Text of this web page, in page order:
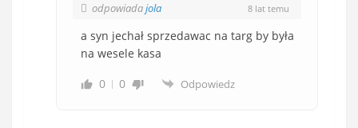
odpowiadajola 8 lat temu
a syn jechał sprzedawac na targ by była
na wesele kasa
0
0 Odpowiedz